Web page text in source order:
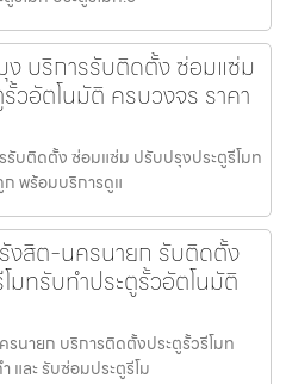
ง บริการรับติดตั้ง ซ่อมแซ่ม
วอัตโนมัติ ครบวงจร ราคา
รับติดตั้ง ซ่อมแซ่ม ปรับปรุงประตูรีโมท
พร้อมบริการดูแ
งสิต-นครนายก รับติดตั้ง
มทรับทำประตูรั้วอัตโนมัติ
นายก บริการติดตั้งประตูรั้วรีโมท
และ รับซ่อมประตูรีโม